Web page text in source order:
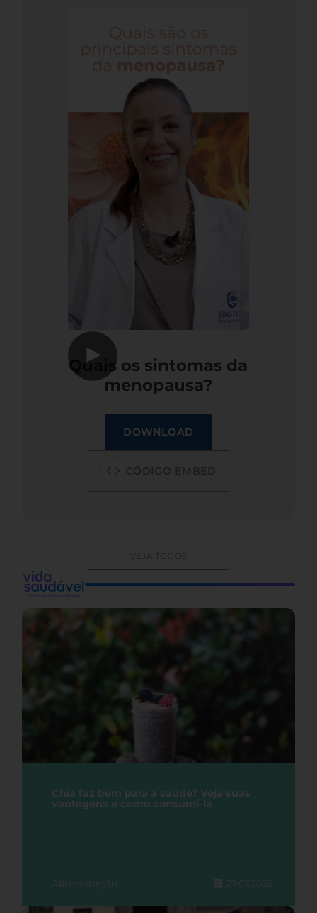
▶
Quais os sintomas da
menopausa?
DOWNLOAD
VEJA TODOS
Chia faz bem para a saúde? Veja suas
vantagens e como consumi-la
Alimentação 27/07/2026